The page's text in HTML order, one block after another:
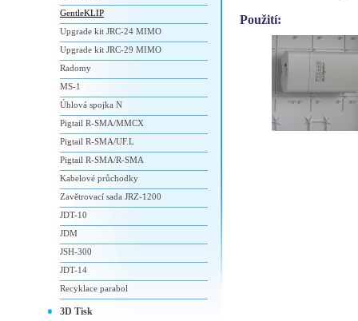
Použití:
GentleKLIP
Upgrade kit JRC-24 MIMO
Upgrade kit JRC-29 MIMO
Radomy
MS-1
Úhlová spojka N
Pigtail R-SMA/MMCX
Pigtail R-SMA/UF.L
Pigtail R-SMA/R-SMA
Kabelové průchodky
Zavětrovací sada JRZ-1200
JDT-10
JDM
JSH-300
JDT-14
Recyklace parabol
3D Tisk